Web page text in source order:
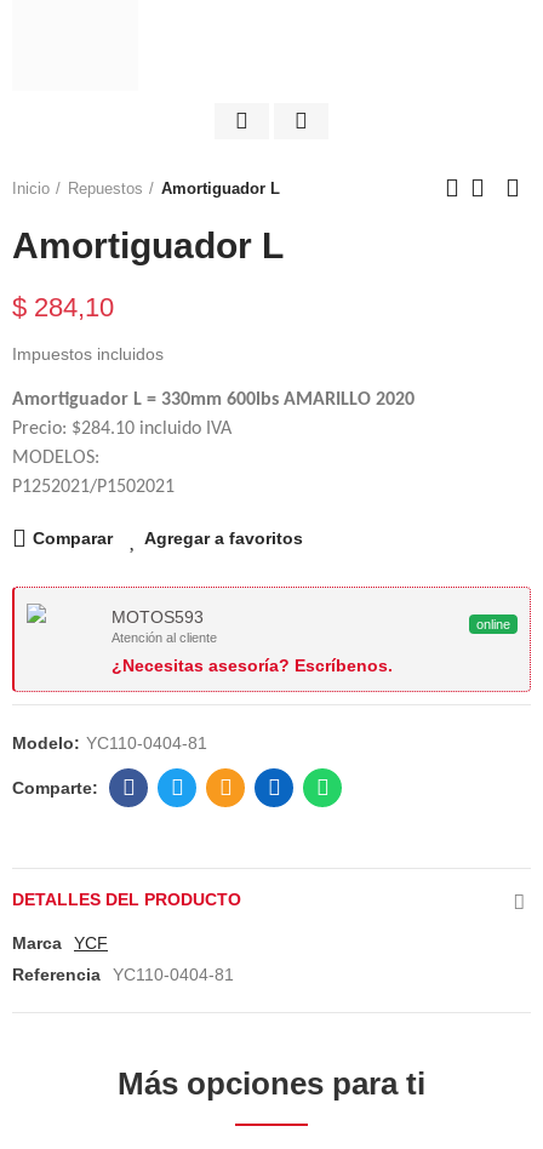
Inicio Repuestos Amortiguador L
Amortiguador L
$ 284,10
Impuestos incluidos
Amortiguador L = 330mm 600lbs AMARILLO 2020
Precio: $284.10 incluido IVA
MODELOS:
P1252021/P1502021
Comparar Agregar a favoritos
MOTOS593
Atención al cliente
¿Necesitas asesoría? Escríbenos.
online
Modelo: YC110-0404-81
DETALLES DEL PRODUCTO
Marca
YCF
Referencia
YC110-0404-81
Más opciones para ti